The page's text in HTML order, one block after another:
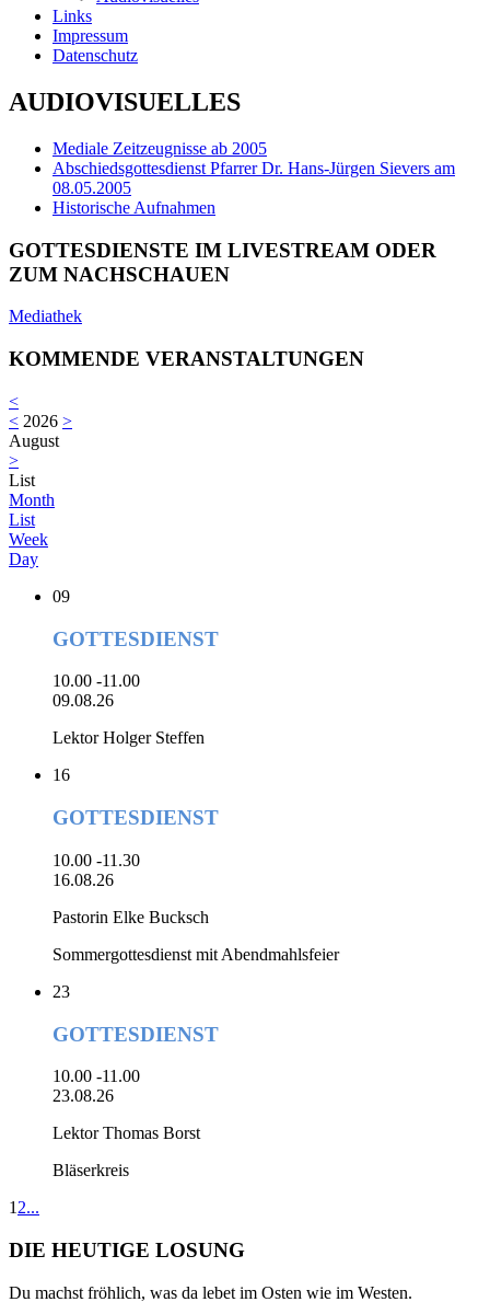
Links
Impressum
Datenschutz
AUDIOVISUELLES
Mediale Zeitzeugnisse ab 2005
Abschiedsgottesdienst Pfarrer Dr. Hans-Jürgen Sievers am
08.05.2005
Historische Aufnahmen
GOTTESDIENSTE IM LIVESTREAM ODER
ZUM NACHSCHAUEN
Mediathek
KOMMENDE VERANSTALTUNGEN
<
< 2026 >
August
>
List
Month
List
Week
Day
09
GOTTESDIENST
10.00 -11.00
09.08.26
Lektor Holger Steffen
16
GOTTESDIENST
10.00 -11.30
16.08.26
Pastorin Elke Bucksch
Sommergottesdienst mit Abendmahlsfeier
23
GOTTESDIENST
10.00 -11.00
23.08.26
Lektor Thomas Borst
Bläserkreis
1 2...
DIE HEUTIGE LOSUNG
Du machst fröhlich, was da lebet im Osten wie im Westen.